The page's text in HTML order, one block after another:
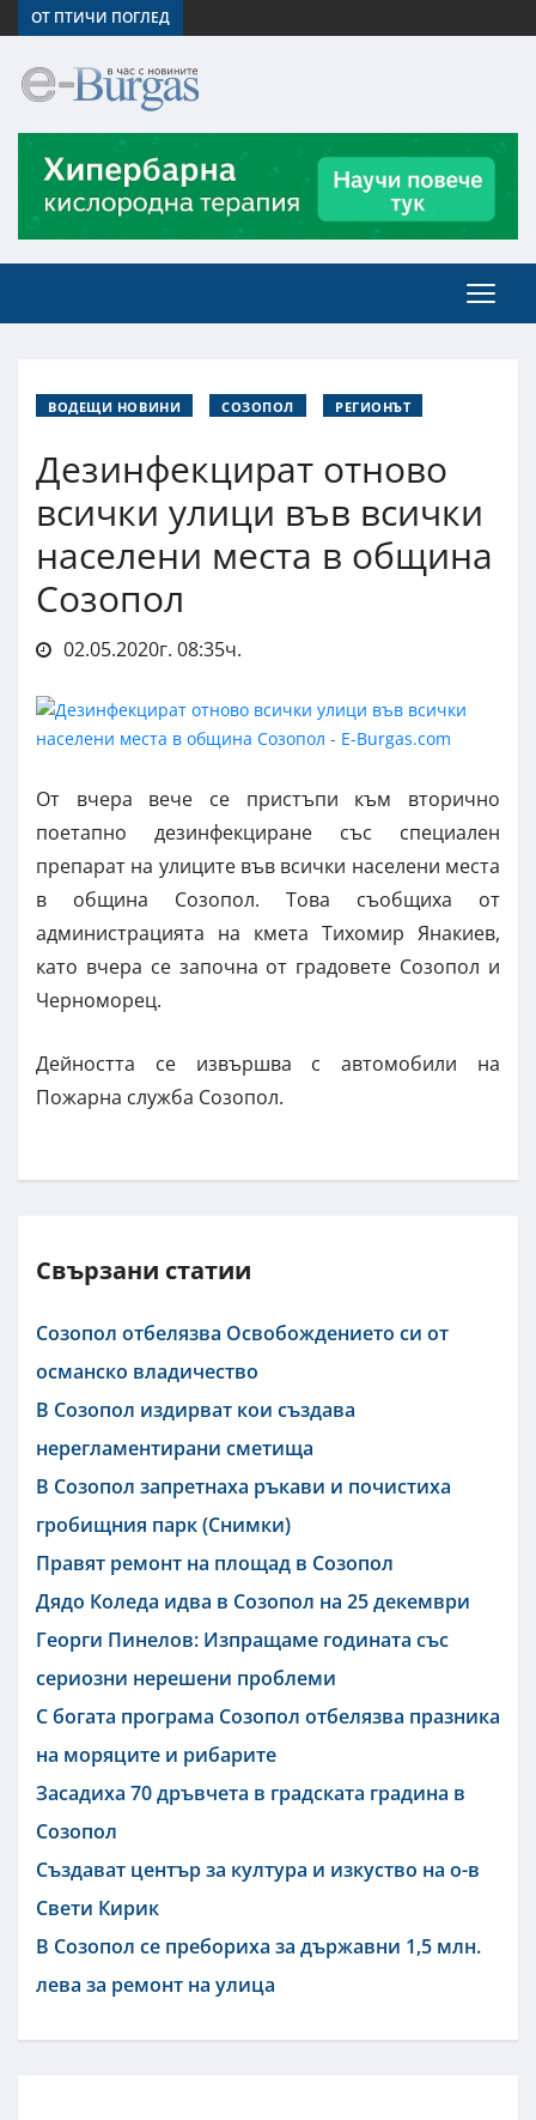
ОТ ПТИЧИ ПОГЛЕД
ВОДЕЩИ НОВИНИ СОЗОПОЛ РЕГИОНЪТ
Дезинфекцират отново
всички улици във всички
населени места в община
Созопол
02.05.2020г. 08:35ч.
От вчера вече се пристъпи към вторично
поетапно дезинфекциране със специален
препарат на улиците във всички населени места
в община Созопол. Това съобщиха от
администрацията на кмета Тихомир Янакиев,
като вчера се започна от градовете Созопол и
Черноморец.
Дейността се извършва с автомобили на
Пожарна служба Созопол.
Свързани статии
Созопол отбелязва Освобождението си от
османско владичество
В Созопол издирват кои създава
нерегламентирани сметища
В Созопол запретнаха ръкави и почистиха
гробищния парк (Снимки)
Правят ремонт на площад в Созопол
Дядо Коледа идва в Созопол на 25 декември
Георги Пинелов: Изпращаме годината със
сериозни нерешени проблеми
С богата програма Созопол отбелязва празника
на моряците и рибарите
Засадиха 70 дръвчета в градската градина в
Созопол
Създават център за култура и изкуство на о-в
Свети Кирик
В Созопол се пребориха за държавни 1,5 млн.
лева за ремонт на улица